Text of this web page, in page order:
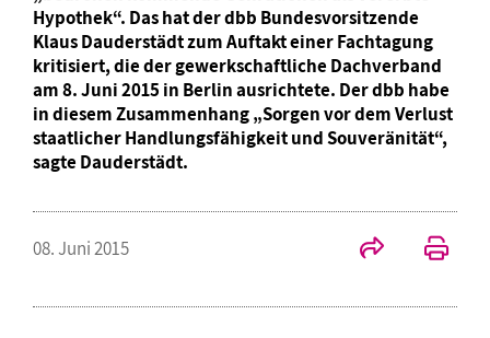
Hypothek“. Das hat der dbb Bundesvorsitzende
Klaus Dauderstädt zum Auftakt einer Fachtagung
kritisiert, die der gewerkschaftliche Dachverband
am 8. Juni 2015 in Berlin ausrichtete. Der dbb habe
in diesem Zusammenhang „Sorgen vor dem Verlust
staatlicher Handlungsfähigkeit und Souveränität“,
sagte Dauderstädt.
08. Juni 2015